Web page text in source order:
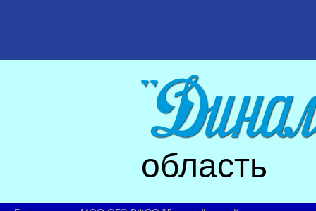
область